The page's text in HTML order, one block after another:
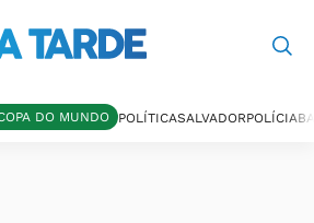
DO MUNDO POLÍTICASALVADORPOLÍCIA